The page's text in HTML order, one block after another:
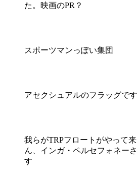
た。映画のPR？
スポーツマンっぽい集団
アセクシュアルのフラッグです
我らがTRPフロートがやって
ん、インガ・ペルセフォネー
す